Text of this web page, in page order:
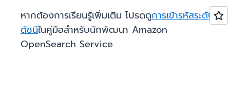
หากต้องการเรียนรู้เพิ่มเติม โปรดดูการเข้ารหัสระดับ
ดัชนีในคู่มือสำหรับนักพัฒนา Amazon
OpenSearch Service